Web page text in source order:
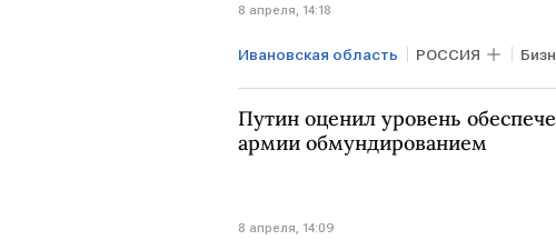
8 апреля, 14:18
Ивановская область РОССИЯ
Путин оценил уровень
армии обмундированием
8 апреля, 14:09